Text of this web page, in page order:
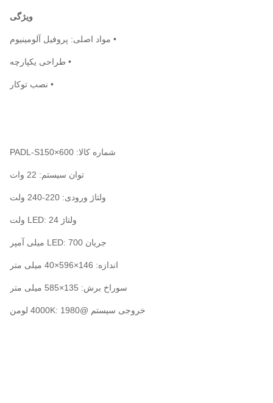
ویژگی
• مواد اصلی: پروفیل آلومینیوم
• طراحی یکپارچه
• نصب توکار
شماره کالا: PADL-S150×600
توان سیستم: 22 وات
ولتاژ ورودی: 220-240 ولت
ولتاژ LED: 24 ولت
جریان LED: 700 میلی آمپر
اندازه: 146×596×40 میلی متر
سوراخ برش: 135×585 میلی متر
خروجی سیستم @4000K: 1980 لومن